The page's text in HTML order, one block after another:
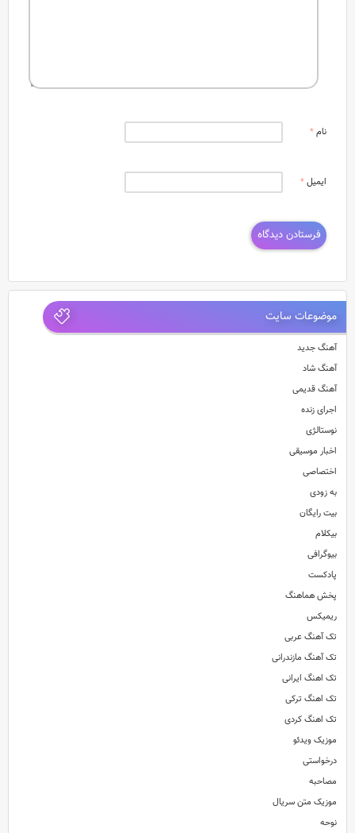
نام*
ایمیل*
موضوعات سایت
آهنگ جدید
آهنگ شاد
آهنگ قدیمی
اجرای زنده
نوستالژی
اخبار موسیقی
اختصاصی
به زودی
بیت رایگان
بیکلام
بیوگرافی
پادکست
پخش هماهنگ
ریمیکس
تک آهنگ عربی
تک آهنگ مازندرانی
تک اهنگ ایرانی
تک اهنگ ترکی
تک اهنگ کردی
موزیک ویدئو
درخواستی
مصاحبه
موزیک متن سریال
نوحه